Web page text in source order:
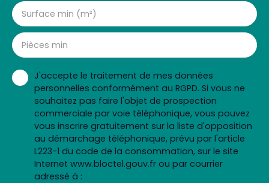
Surface min (m²)
Pièces min
J'accepte le traitement de mes données
personnelles conformément au RGPD. Si vous ne
souhaitez pas faire l'objet de prospection
commerciale par voie téléphonique, vous pouvez
vous inscrire gratuitement sur la liste d'opposition
au démarchage téléphonique, prévu par l'article
L223-1 du code de la consommation, sur le site
Internet www.bloctel.gouv.fr ou par courrier
adressé à :